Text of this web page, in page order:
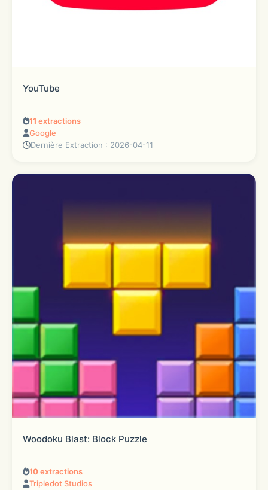
YouTube
11 extractions
Google
Dernière Extraction : 2026-04-11
Woodoku Blast: Block Puzzle
10extractions
Tripledot Studios